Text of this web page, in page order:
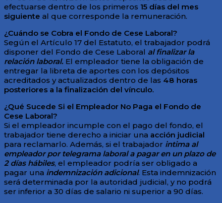
efectuarse dentro de los primeros 15 días del mes
siguiente al que corresponde la remuneración.
¿Cuándo se Cobra el Fondo de Cese Laboral?
Según el Artículo 17 del Estatuto, el trabajador podrá
disponer del Fondo de Cese Laboral al finalizar la
relación laboral. El empleador tiene la obligación de
entregar la libreta de aportes con los depósitos
acreditados y actualizados dentro de las 48 horas
posteriores a la finalización del vínculo.
¿Qué Sucede Si el Empleador No Paga el Fondo de
Cese Laboral?
Si el empleador incumple con el pago del fondo, el
trabajador tiene derecho a iniciar una acción judicial
para reclamarlo. Además, si el trabajador intima al
empleador por telegrama laboral a pagar en un plazo de
2 días hábiles, el empleador podría ser obligado a
pagar una indemnización adicional. Esta indemnización
será determinada por la autoridad judicial, y no podrá
ser inferior a 30 días de salario ni superior a 90 días.